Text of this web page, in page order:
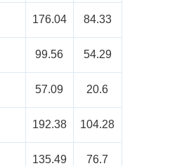
176.04 84.33
99.56 54.29
57.09 20.6
192.38 104.28
135.49 76.7